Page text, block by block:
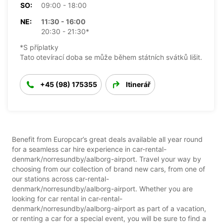
SO:
09:00 - 18:00
NE:
11:30 - 16:00
20:30 - 21:30*
*S příplatky
Tato otevírací doba se může během státních svátků lišit.
+45 (98) 175355 Itinerář
Benefit from Europcar’s great deals available all year round
for a seamless car hire experience in car-rental-
denmark/norresundby/aalborg-airport. Travel your way by
choosing from our collection of brand new cars, from one of
our stations across car-rental-
denmark/norresundby/aalborg-airport. Whether you are
looking for car rental in car-rental-
denmark/norresundby/aalborg-airport as part of a vacation,
or renting a car for a special event, you will be sure to find a